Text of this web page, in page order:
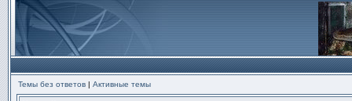
Темы без ответов | Активные темы